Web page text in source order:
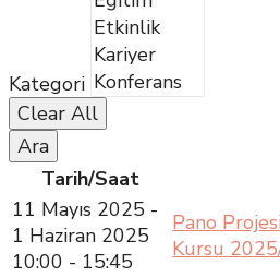
Kategori
Clear All
Ara
Tarih/Saat
11 Mayıs 2025 -
1 Haziran 2025
10:00 - 15:45
Pano
Kursu